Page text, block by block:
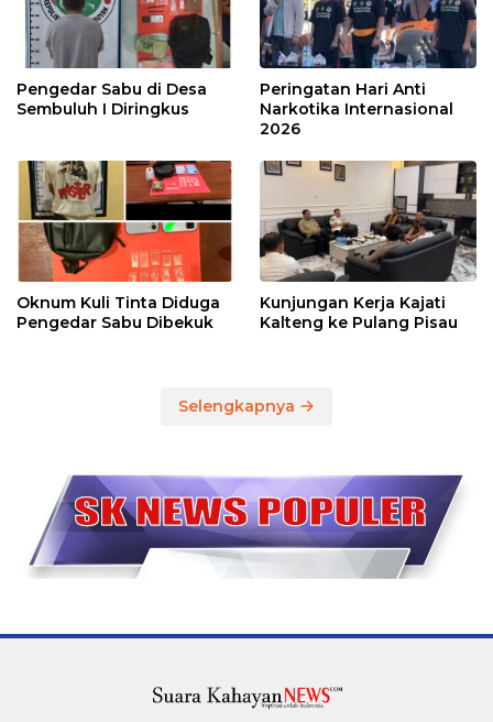
Pengedar Sabu di Desa
Sembuluh I Diringkus
Peringatan Hari Anti
Narkotika Internasional
2026
Oknum Kuli Tinta Diduga
Pengedar Sabu Dibekuk
Kunjungan Kerja Kajati
Kalteng ke Pulang Pisau
Selengkapnya